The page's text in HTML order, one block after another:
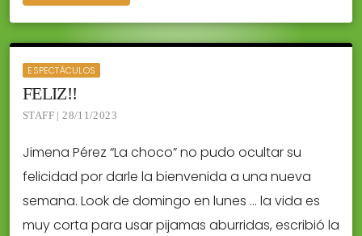
ESPECTÁCULOS
FELIZ!!
STAFF | 28/11/2023
Jimena Pérez “La choco” no pudo ocultar su
felicidad por darle la bienvenida a una nueva
semana. Look de domingo en lunes … la vida es
muy corta para usar pijamas aburridas, escribió la